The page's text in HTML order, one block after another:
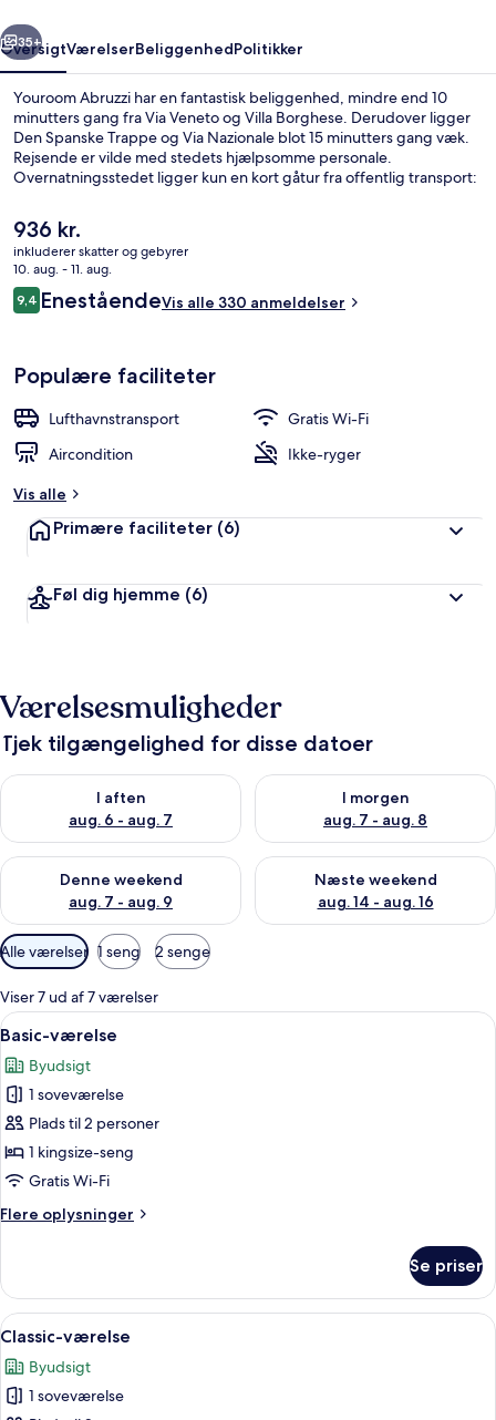
Næste
35+
OversigtVærelserBeliggenhedPolitikker
Youroom Abruzzi har en fantastisk beliggenhed, mindre end 10
minutters gang fra Via Veneto og Villa Borghese. Derudover ligger
Den Spanske Trappe og Via Nazionale blot 15 minutters gang væk.
Rejsende er vilde med stedets hjælpsomme personale.
Overnatningsstedet ligger kun en kort gåtur fra offentlig transport:
Metrostation ligger 13 minutter derfra.
Den
nuværende
pris
er
936 kr.
936 kr.
inkluderer skatter og gebyrer
10. aug. - 11. aug.
Anmeldelser
9,49,4 ud af 10.
EneståendeVis alle 330 anmeldelser
Populære faciliteter
Lufthavnstransport
Gratis Wi-Fi
Aircondition
Ikke-ryger
Vis alle
Primære faciliteter (6)
Føl dig hjemme (6)
Værelsesmuligheder
Tjek tilgængelighed for disse datoer
I aften
aug. 6 - aug. 7
Tjek tilgængelighed for i aften aug. 6 - aug. 7
I morgen
aug. 7 - aug. 8
Tjek tilgængelighed for i
Denne weekend
aug. 7 - aug. 9
Tjek tilgængelighed for denne weekend aug. 7 - aug. 9
Næste weekend
aug. 14 - aug. 16
Tjek tilgængelighed for næste
Tilgængelige
filtre
for
værelser
Alle værelser 1 seng 2 senge
Viser 7 ud af 7 værelser
Indlæs
alle
billeder
af
Basic-
værelse
Et moderne soveværelse med en
8
Basic-værelse
Byudsigt
1 soveværelse
Plads til 2 personer
1 kingsize-seng
Gratis Wi-Fi
Flere oplysninger
Flere
værelse
Se priser
Indlæs
alle
billeder
af
Et moderne soveværelse med en
11
Classic-værelse
Byudsigt
1 soveværelse